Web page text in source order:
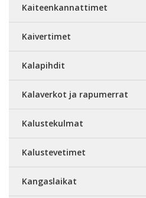
Kaiteenkannattimet
Kaivertimet
Kalapihdit
Kalaverkot ja rapumerrat
Kalustekulmat
Kalustevetimet
Kangaslaikat